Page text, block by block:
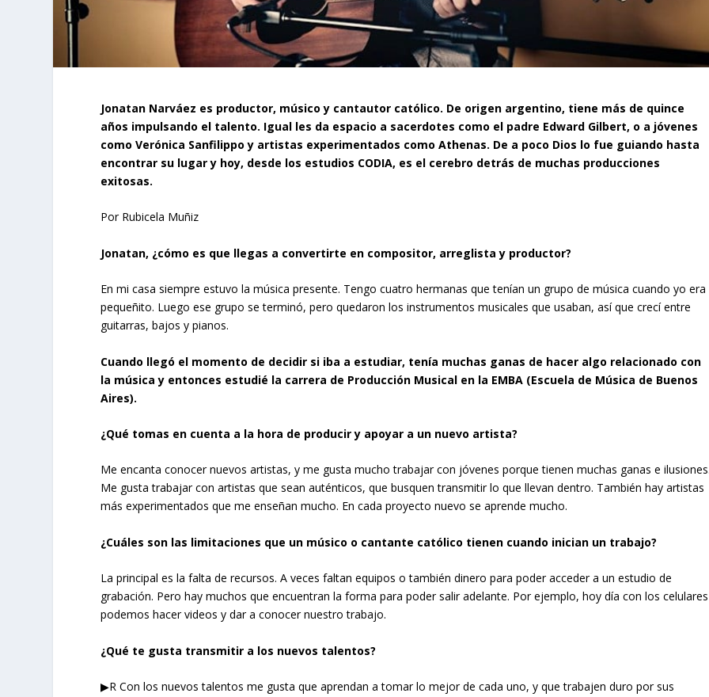
Jonatan Narváez es productor, músico y cantautor católico. De origen argentino, tiene más de quince
años impulsando el talento. Igual les da espacio a sacerdotes como el padre Edward Gilbert, o a jóvenes
como Verónica Sanfilippo y artistas experimentados como Athenas. De a poco Dios lo fue guiando hasta
encontrar su lugar y hoy, desde los estudios CODIA, es el cerebro detrás de muchas producciones
exitosas.
Por Rubicela Muñiz
Jonatan, ¿cómo es que llegas a convertirte en compositor, arreglista y productor?
En mi casa siempre estuvo la música presente. Tengo cuatro hermanas que tenían un grupo de música cuando yo era
pequeñito. Luego ese grupo se terminó, pero quedaron los instrumentos musicales que usaban, así que crecí entre
guitarras, bajos y pianos.
Cuando llegó el momento de decidir si iba a estudiar, tenía muchas ganas de hacer algo relacionado con
la música y entonces estudié la carrera de Producción Musical en la EMBA (Escuela de Música de Buenos
Aires).
¿Qué tomas en cuenta a la hora de producir y apoyar a un nuevo artista?
Me encanta conocer nuevos artistas, y me gusta mucho trabajar con jóvenes porque tienen muchas ganas e
Me gusta trabajar con artistas que sean auténticos, que busquen transmitir lo que llevan dentro. También hay artistas
más experimentados que me enseñan mucho. En cada proyecto nuevo se aprende mucho.
¿Cuáles son las limitaciones que un músico o cantante católico tienen cuando inician un trabajo?
La principal es la falta de recursos. A veces faltan equipos o también dinero para poder acceder a un estudio de
grabación. Pero hay muchos que encuentran la forma para poder salir adelante. Por ejemplo, hoy día con los celulares
podemos hacer videos y dar a conocer nuestro trabajo.
¿Qué te gusta transmitir a los nuevos talentos?
▶R Con los nuevos talentos me gusta que aprendan a tomar lo mejor de cada uno, y que trabajen duro por sus